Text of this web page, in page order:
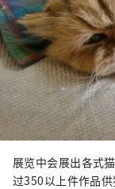
展览中会展出各式
过350以上件作品